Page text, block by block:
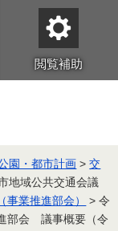
閲覧補助
園・都市計画 >交
地域公共交通会議
業推進部会）
> 令
部会 議事概要（令